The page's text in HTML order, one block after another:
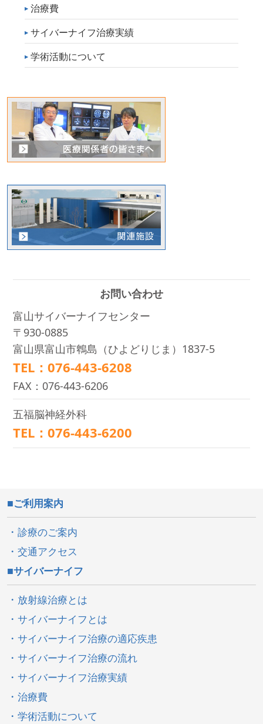
治療費
サイバーナイフ治療実績
学術活動について
お問い合わせ
富山サイバーナイフセンター
〒930-0885
富山県富山市鵯島（ひよどりじま）1837-5
TEL：076-443-6208
FAX：076-443-6206
五福脳神経外科
TEL：076-443-6200
ご利用案内
診療のご案内
交通アクセス
サイバーナイフ
放射線治療とは
サイバーナイフとは
サイバーナイフ治療の適応疾患
サイバーナイフ治療の流れ
サイバーナイフ治療実績
治療費
学術活動について